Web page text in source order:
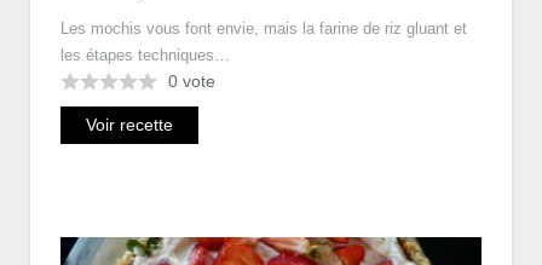
Les mochis vous font envie, mais la farine de riz gluant et
les étapes techniques…
0 vote
Voir recette